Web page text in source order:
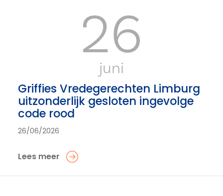
26
juni
Griffies Vredegerechten Limburg
uitzonderlijk gesloten ingevolge
code rood
26/06/2026
Lees meer